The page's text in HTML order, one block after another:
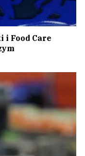
Food Care